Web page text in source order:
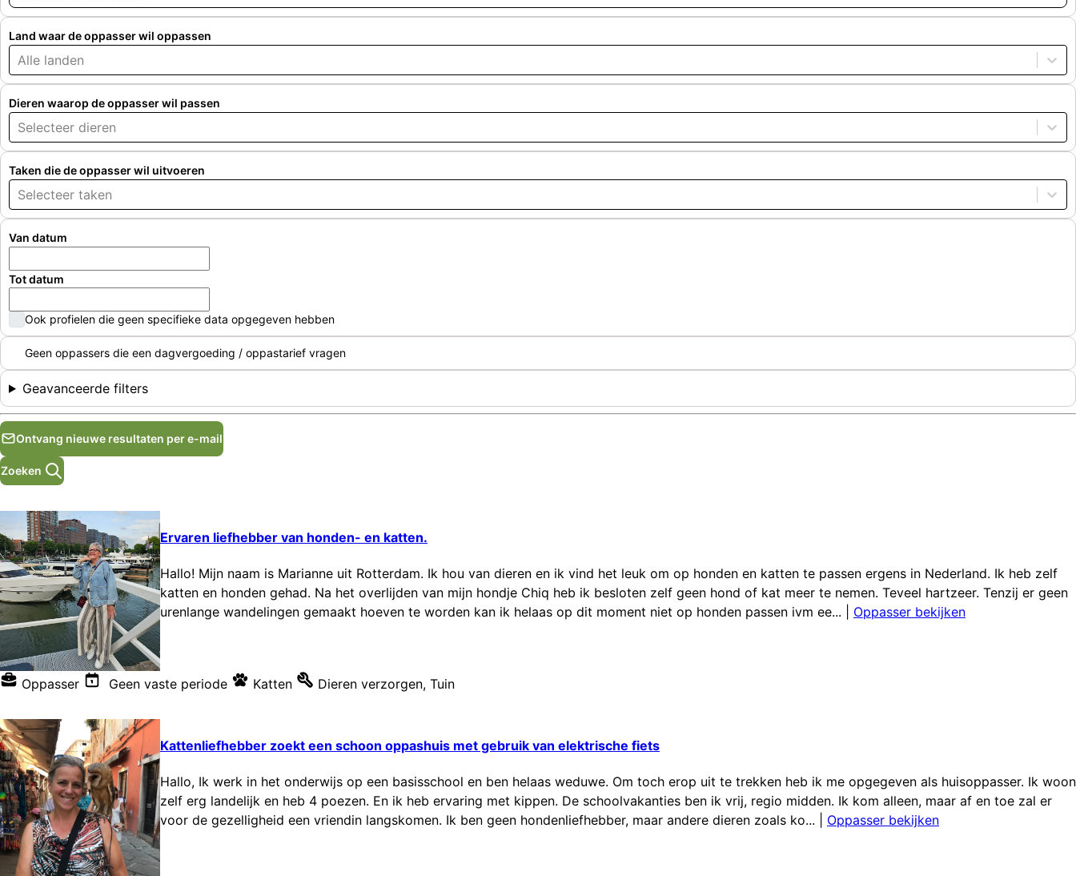
Land waar de oppasser wil oppassen
Alle landen
Dieren waarop de oppasser wil passen
Selecteer dieren
Taken die de oppasser wil uitvoeren
Selecteer taken
Van datum
Tot datum
Ook profielen die geen specifieke data opgegeven hebben
Geen oppassers die een dagvergoeding / oppastarief vragen
Geavanceerde filters
Ontvang nieuwe resultaten per e-mail
Zoeken
Ervaren liefhebber van honden- en katten.
Hallo! Mijn naam is Marianne uit Rotterdam. Ik hou van dieren en ik vind het leuk om op honden en katten te passen ergens in Nederland. Ik heb zelf
katten en honden gehad. Na het overlijden van mijn hondje Chiq heb ik besloten zelf geen hond of kat meer te nemen. Teveel hartzeer. Tenzij er geen
urenlange wandelingen gemaakt hoeven te worden kan ik helaas op dit moment niet op honden passen ivm ee...
Oppasser bekijken
Oppasser Geen vaste periode Katten Dieren verzorgen, Tuin
Kattenliefhebber zoekt een schoon oppashuis met gebruik van elektrische fiets
Hallo, Ik werk in het onderwijs op een basisschool en ben helaas weduwe. Om toch erop uit te trekken heb ik me opgegeven als huisoppasser. Ik woon
zelf erg landelijk en heb 4 poezen. En ik heb ervaring met kippen. De schoolvakanties ben ik vrij, regio midden. Ik kom alleen, maar af en toe zal er
voor de gezelligheid een vriendin langskomen. Ik ben geen hondenliefhebber, maar andere dieren zoals ko...
Oppasser bekijken